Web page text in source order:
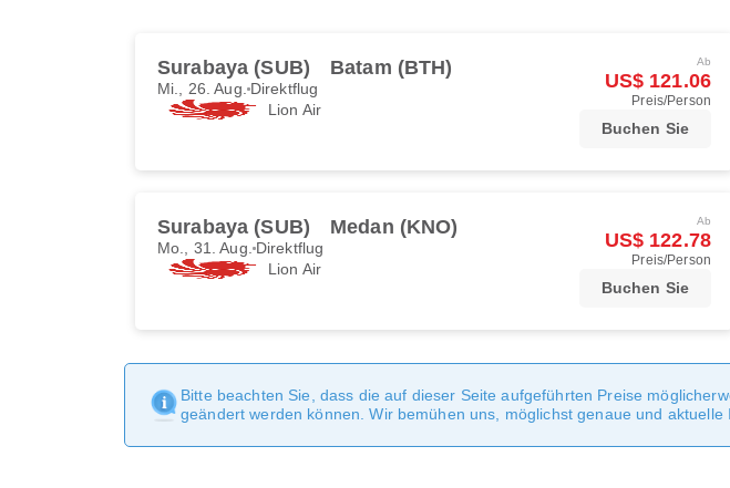
Surabaya (SUB) Batam (BTH)
Mi., 26. Aug. Direktflug
Lion Air
Ab
US$ 121.06
Preis/Person
Buchen Sie
Surabaya (SUB) Medan (KNO)
Mo., 31. Aug. Direktflug
Lion Air
Ab
US$ 122.78
Preis/Person
Buchen Sie
Bitte beachten Sie, dass die auf dieser Seite aufgeführten Preise
geändert werden können. Wir bemühen uns, möglichst genaue und aktuelle